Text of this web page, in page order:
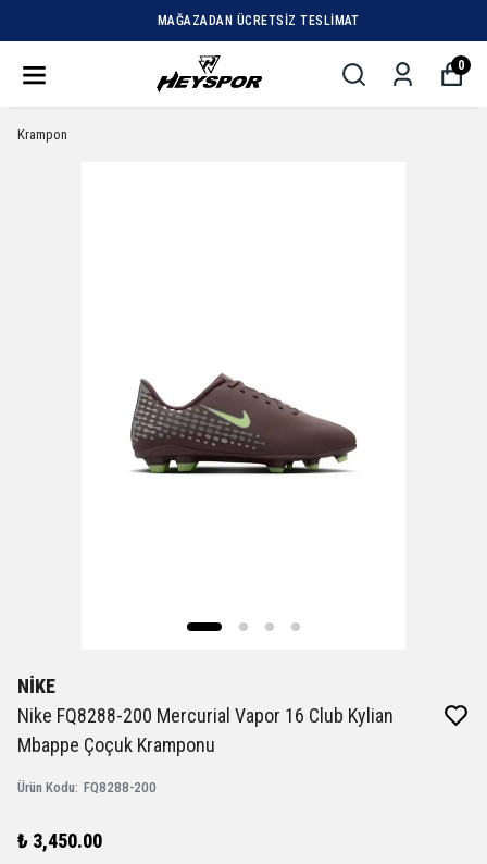
MAĞAZADAN ÜCRETSIZ TESLIMAT
0
Krampon
NİKE
Nike FQ8288-200 Mercurial Vapor 16 Club Kylian
Mbappe Çoçuk Kramponu
Ürün Kodu: FQ8288-200
₺ 3,450.00